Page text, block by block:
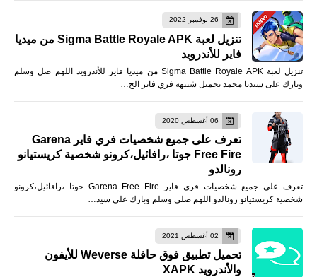
26 نوفمبر 2022
تنزيل لعبة Sigma Battle Royale APK من ميديا
فاير للأندرويد
تنزيل لعبة Sigma Battle Royale APK من ميديا فاير للأندرويد اللهم صل وسلم
وبارك على سيدنا محمد تحميل شبيهه فري فاير الج…
06 أغسطس 2020
تعرف على جميع شخصيات فري فاير Garena
Free Fire جوتا ،رافائيل،كرونو شخصية كريستيانو
رونالدو
تعرف على جميع شخصيات فري فاير Garena Free Fire جوتا ،رافائيل،كرونو
شخصية كريستيانو رونالدو اللهم صلى وسلم وبارك على سيد…
02 أغسطس 2021
تحميل تطبيق فوق حافلة Weverse للأيفون
والأندرويد XAPK